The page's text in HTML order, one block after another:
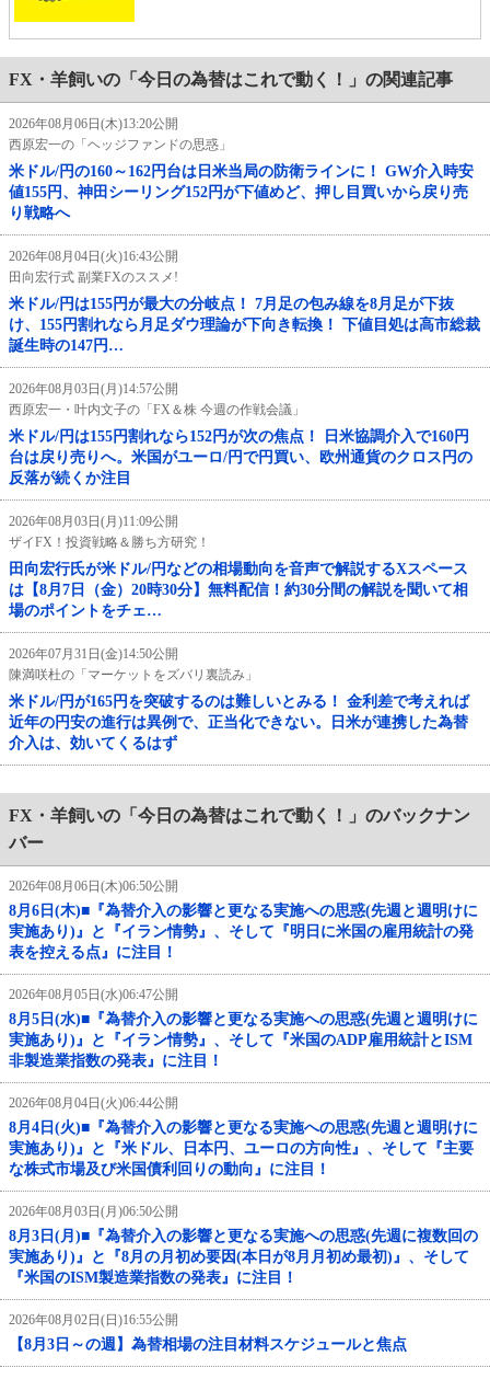
FX・羊飼いの「今日の為替はこれで動く！」の関連記事
2026年08月06日(木)13:20公開
西原宏一の「ヘッジファンドの思惑」
米ドル/円の160～162円台は日米当局の防衛ラインに！ GW介入時安
値155円、神田シーリング152円が下値めど、押し目買いから戻り売
り戦略へ
2026年08月04日(火)16:43公開
田向宏行式 副業FXのススメ!
米ドル/円は155円が最大の分岐点！ 7月足の包み線を8月足が下抜
け、155円割れなら月足ダウ理論が下向き転換！ 下値目処は高市総裁
誕生時の147円…
2026年08月03日(月)14:57公開
西原宏一・叶内文子の「FX＆株 今週の作戦会議」
米ドル/円は155円割れなら152円が次の焦点！ 日米協調介入で160円
台は戻り売りへ。米国がユーロ/円で円買い、欧州通貨のクロス円の
反落が続くか注目
2026年08月03日(月)11:09公開
ザイFX！投資戦略＆勝ち方研究！
田向宏行氏が米ドル/円などの相場動向を音声で解説するXスペース
は【8月7日（金）20時30分】無料配信！約30分間の解説を聞いて相
場のポイントをチェ…
2026年07月31日(金)14:50公開
陳満咲杜の「マーケットをズバリ裏読み」
米ドル/円が165円を突破するのは難しいとみる！ 金利差で考えれば
近年の円安の進行は異例で、正当化できない。日米が連携した為替
介入は、効いてくるはず
FX・羊飼いの「今日の為替はこれで動く！」のバックナン
バー
2026年08月06日(木)06:50公開
8月6日(木)■『為替介入の影響と更なる実施への思惑(先週と週明けに
実施あり)』と『イラン情勢』、そして『明日に米国の雇用統計の発
表を控える点』に注目！
2026年08月05日(水)06:47公開
8月5日(水)■『為替介入の影響と更なる実施への思惑(先週と週明けに
実施あり)』と『イラン情勢』、そして『米国のADP雇用統計とISM
非製造業指数の発表』に注目！
2026年08月04日(火)06:44公開
8月4日(火)■『為替介入の影響と更なる実施への思惑(先週と週明けに
実施あり)』と『米ドル、日本円、ユーロの方向性』、そして『主要
な株式市場及び米国債利回りの動向』に注目！
2026年08月03日(月)06:50公開
8月3日(月)■『為替介入の影響と更なる実施への思惑(先週に複数回の
実施あり)』と『8月の月初め要因(本日が8月月初め最初)』、そして
『米国のISM製造業指数の発表』に注目！
2026年08月02日(日)16:55公開
【8月3日～の週】為替相場の注目材料スケジュールと焦点